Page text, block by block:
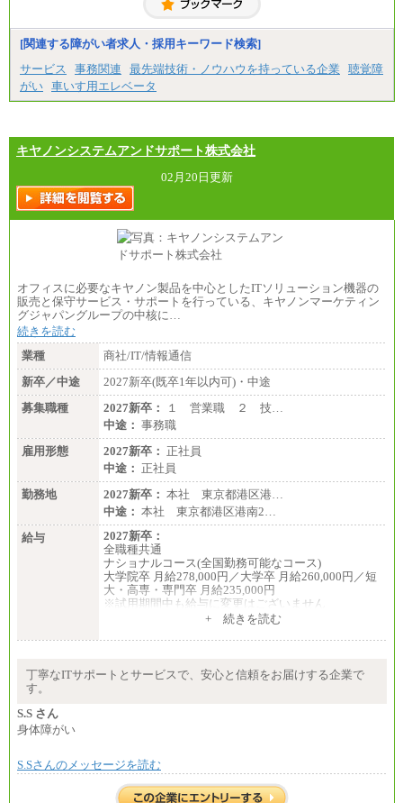
[関連する障がい者求人・採用キーワード検索]
サービス
事務関連 最先端技術・ノウハウを持っている企業
聴覚障
がい 車いす用エレベータ
キヤノンシステムアンドサポート株式会社
02月20日更新
オフィスに必要なキヤノン製品を中心としたITソリューション機器の
販売と保守サービス・サポートを行っている、キヤノンマーケティン
グジャパングループの中核に…
続きを読む
業種
商社/IT/情報通信
新卒／中途
2027新卒(既卒1年以内可)・中途
募集職種
2027新卒：
１ 営業職 ２ 技…
中途： 事務職
雇用形態
2027新卒： 正社員
中途： 正社員
勤務地
2027新卒： 本社 東京都港区港…
中途： 本社 東京都港区港南2…
給与
2027新卒：
全職種共通
ナショナルコース(全国勤務可能なコース)
大学院卒 月給278,000円／大学卒 月給260,000円／短
大・高専・専門卒 月給235,000円
※試用期間中も給与に変更はございません
大学院卒 月給264,000円／大学卒 月給250,000円／短
※試用期間中も給与に変更はございません
中途：
+ 続きを読む
丁寧なITサポートとサービスで、安心と信頼をお届けする企業で
す。
S.S さん
身体障がい
S.Sさんのメッセージを読む